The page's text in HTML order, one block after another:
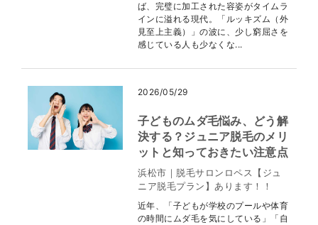
ば、完璧に加工された容姿がタイムラ
インに溢れる現代。「ルッキズム（外
見至上主義）」の波に、少し窮屈さを
感じている人も少なくな...
2026/05/29
子どものムダ毛悩み、どう解
決する？ジュニア脱毛のメリ
ットと知っておきたい注意点
浜松市｜脱毛サロンロペス【ジュ
ニア脱毛プラン】あります！！
近年、「子どもが学校のプールや体育
の時間にムダ毛を気にしている」「自